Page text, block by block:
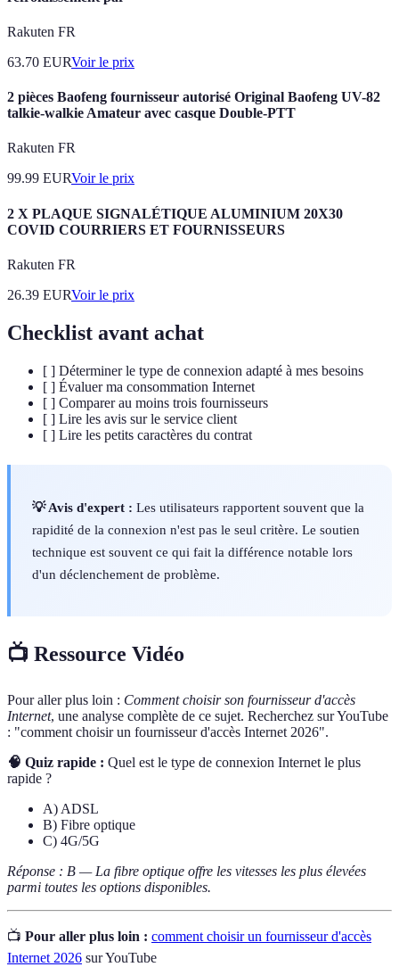
Rakuten FR
63.70 EURVoir le prix
2 pièces Baofeng fournisseur autorisé Original Baofeng UV-82
talkie-walkie Amateur avec casque Double-PTT
Rakuten FR
99.99 EURVoir le prix
2 X PLAQUE SIGNALÉTIQUE ALUMINIUM 20X30
COVID COURRIERS ET FOURNISSEURS
Rakuten FR
26.39 EURVoir le prix
Checklist avant achat
[ ] Déterminer le type de connexion adapté à mes besoins
[ ] Évaluer ma consommation Internet
[ ] Comparer au moins trois fournisseurs
[ ] Lire les avis sur le service client
[ ] Lire les petits caractères du contrat
💡 Avis d'expert : Les utilisateurs rapportent souvent que la
rapidité de la connexion n'est pas le seul critère. Le soutien
technique est souvent ce qui fait la différence notable lors
d'un déclenchement de problème.
📺 Ressource Vidéo
Pour aller plus loin : Comment choisir son fournisseur d'accès
Internet, une analyse complète de ce sujet. Recherchez sur YouTube
: "comment choisir un fournisseur d'accès Internet 2026".
🧠 Quiz rapide : Quel est le type de connexion Internet le plus
rapide ?
A) ADSL
B) Fibre optique
C) 4G/5G
Réponse : B — La fibre optique offre les vitesses les plus élevées
parmi toutes les options disponibles.
📺 Pour aller plus loin : comment choisir un fournisseur d'accès
Internet 2026 sur YouTube